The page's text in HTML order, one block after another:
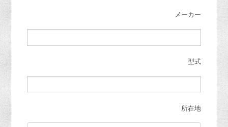
メーカー
型式
所在地